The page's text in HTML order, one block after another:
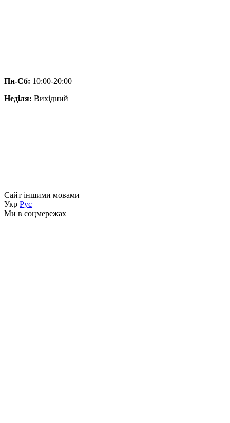
Пн-Сб: 10:00-20:00
Неділя: Вихідний
Сайт іншими мовами
Укр Рус
Ми в соцмережах